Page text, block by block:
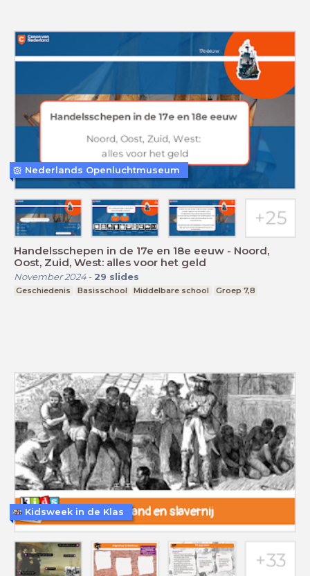
Handelsschepen in de 17e en 18e eeuw - Noord,
Oost, Zuid, West: alles voor het geld
November 2024- 29 slides
Geschiedenis Basisschool Middelbare school Groep 7,8
Nederlands Openluchtmuseum
Kidsweek in de Klas